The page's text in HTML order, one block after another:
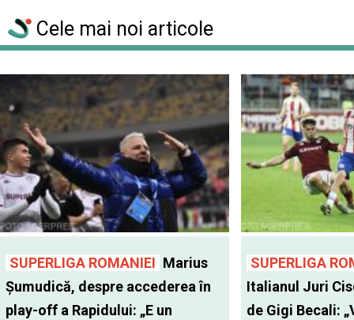
Cele mai noi articole
SUPERLIGA ROMANIEI Marius
Șumudică, despre accederea în
play-off a Rapidului: „E un
SUPERLIGA
Italianul Juri
de Gigi Becali: